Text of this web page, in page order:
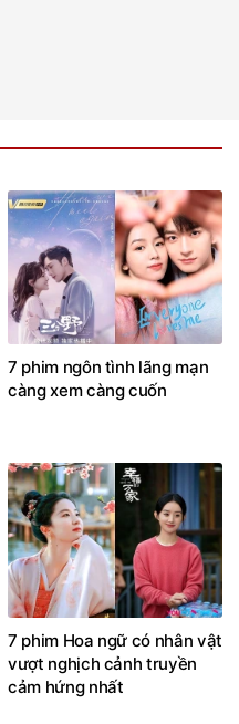
7 phim ngôn tình lãng mạn
càng xem càng cuốn
7 phim Hoa ngữ có nhân vật
vượt nghịch cảnh truyền
cảm hứng nhất